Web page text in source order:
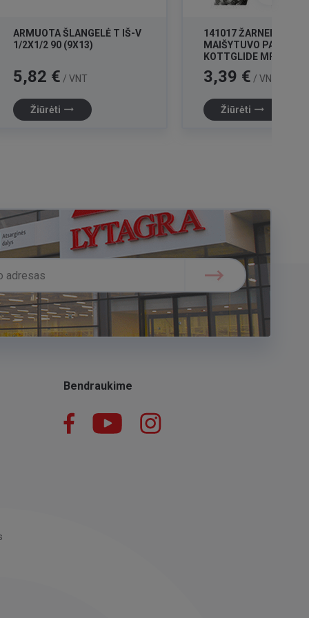
ARMUOTA ŠLANGELĖ T IŠ-V
1/2X1/2 90 (9X13)
Kaina
5,82 € / VNT
Žiūrėti trending_flat
141017 ŽARNELĖ
MAIŠYTUVO
KOTTGLIDE MF 6
Kaina
3,39 € / VNT
Žiūrėti trending_flat
Bendraukime
Facebook YouTube